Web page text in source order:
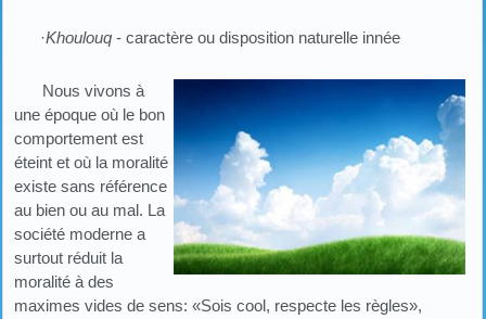
·Khoulouq - caractère ou disposition naturelle innée
Nous vivons à
une époque où le bon
comportement est
éteint et où la moralité
existe sans référence
au bien ou au mal. La
société moderne a
surtout réduit la
moralité à des
maximes vides de sens: «Sois cool, respecte les règles»,